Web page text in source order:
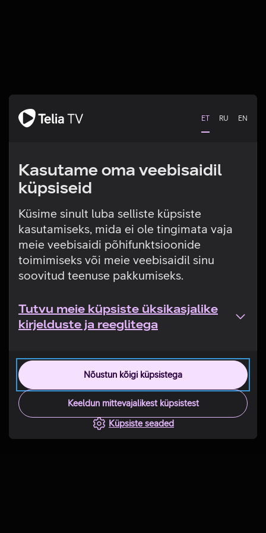
ET RU EN
Kasutame oma veebisaidil
küpsiseid
Küsime sinult luba selliste küpsiste
kasutamiseks, mida ei ole tingimata vaja
meie veebisaidi põhifunktsioonide
toimimiseks või meie veebisaidil sinu
soovitud teenuse pakkumiseks.
Tutvu meie küpsiste üksikasjalike
kirjelduste ja reeglitega
Nõustun kõigi küpsistega
Keeldun mittevajalikest küpsistest
Küpsiste seaded
Tehniline viga